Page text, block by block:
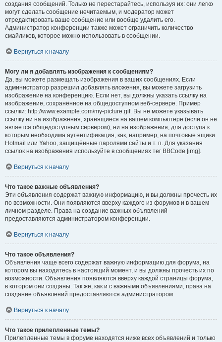
создания сообщений. Только не перестарайтесь, используя их: они легко
могут сделать сообщение нечитаемым, и модератор может
отредактировать ваше сообщение или вообще удалить его.
Администратор конференции также может ограничить количество
смайликов, которое можно использовать в сообщении.
Вернуться к началу
Могу ли я добавлять изображения к сообщениям?
Да, вы можете размещать изображения в ваших сообщениях. Если
администратор разрешил добавлять вложения, вы можете загрузить
изображение на конференцию. Если нет, вы должны указать ссылку на
изображение, сохранённое на общедоступном веб-сервере. Пример
ссылки: http://www.example.com/my-picture.gif. Вы не можете указывать
ссылку ни на изображения, хранящиеся на вашем компьютере (если он не
является общедоступным сервером), ни на изображения, для доступа к
которым необходима аутентификация, как, например, на почтовые ящики
Hotmail или Yahoo, защищённые паролями сайты и т. п. Для указания
ссылок на изображения используйте в сообщениях тег BBCode [img].
Вернуться к началу
Что такое важные объявления?
Эти объявления содержат важную информацию, и вы должны прочесть их
по возможности. Они появляются вверху каждого из форумов и в вашем
личном разделе. Права на создание важных объявлений
предоставляются администратором конференции.
Вернуться к началу
Что такое объявления?
Объявления чаще всего содержат важную информацию для форума, на
котором вы находитесь в настоящий момент, и вы должны прочесть их по
возможности. Объявления появляются вверху каждой страницы форума,
в котором они созданы. Так же, как и с важными объявлениями, права на
создание объявлений предоставляются администратором.
Вернуться к началу
Что такое прилепленные темы?
Прилепленные темы в форуме находятся ниже всех объявлений и только